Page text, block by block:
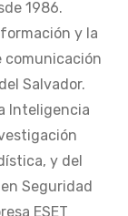
1986.
y la
comunicación
Salvador.
Inteligencia
y del
Seguridad
ESET